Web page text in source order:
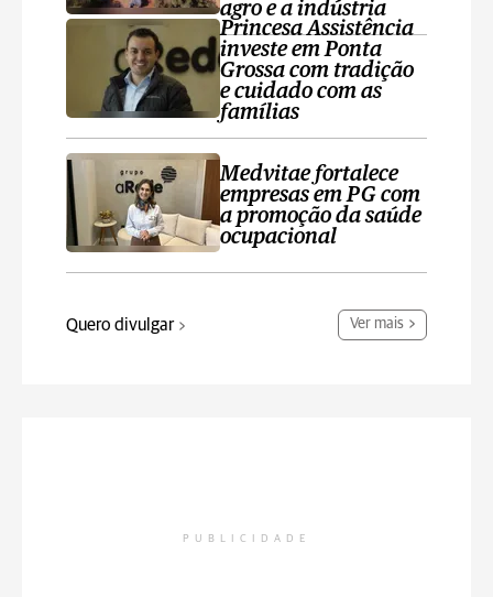
agro e a indústria
Princesa Assistência
investe em Ponta
Grossa com tradição
e cuidado com as
famílias
Medvitae fortalece
empresas em PG com
a promoção da saúde
ocupacional
Quero divulgar Ver mais
PUBLICIDADE